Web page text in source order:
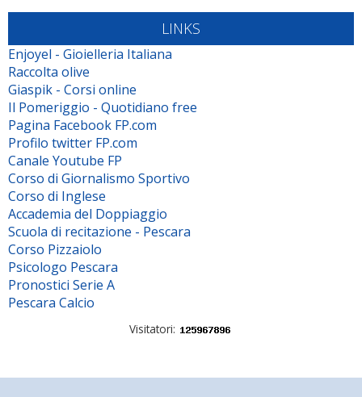
LINKS
Enjoyel - Gioielleria Italiana
Raccolta olive
Giaspik - Corsi online
Il Pomeriggio - Quotidiano free
Pagina Facebook FP.com
Profilo twitter FP.com
Canale Youtube FP
Corso di Giornalismo Sportivo
Corso di Inglese
Accademia del Doppiaggio
Scuola di recitazione - Pescara
Corso Pizzaiolo
Psicologo Pescara
Pronostici Serie A
Pescara Calcio
Visitatori: